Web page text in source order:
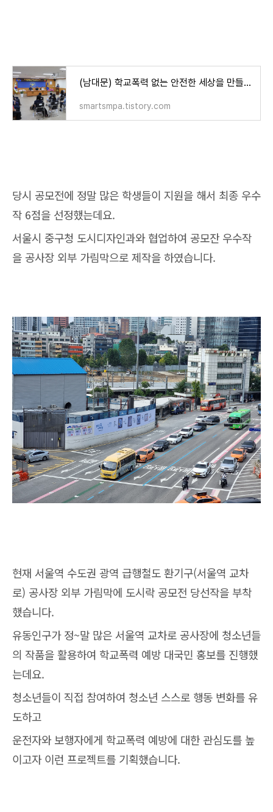
(남대문) 학교폭력 없는 안전한 세상을 만들기 위한 도시락 공모전 시상식을 진행했어요.
smartsmpa.tistory.com
당시 공모전에 정말 많은 학생들이 지원을 해서 최종 우수
작 6점을 선정했는데요.
서울시 중구청 도시디자인과와 협업하여 공모잔 우수작
을 공사장 외부 가림막으로 제작을 하였습니다.
현재 서울역 수도권 광역 급행철도 환기구(서울역 교차
로) 공사장 외부 가림막에 도시락 공모전 당선작을 부착
했습니다.
유동인구가 정~말 많은 서울역 교차로 공사장에 청소년들
의 작품을 활용하여 학교폭력 예방 대국민 홍보를 진행했
는데요.
청소년들이 직접 참여하여 청소년 스스로 행동 변화를 유
도하고
운전자와 보행자에게 학교폭력 예방에 대한 관심도를 높
이고자 이런 프로젝트를 기획했습니다.